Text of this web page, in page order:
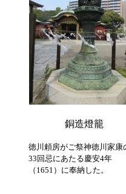
銅造燈籠
徳川頼房がご祭神徳川家康
33回忌にあたる慶安4年
（1651）に奉納した。